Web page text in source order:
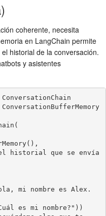
coherente, necesita
en LangChain permite
historial de la conversación.
y asistentes
mi nombre es Alex.
es mi nombre?"))